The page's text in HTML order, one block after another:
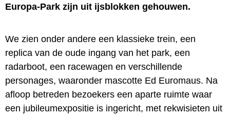
Europa-Park zijn uit ijsblokken gehouwen.
We zien onder andere een klassieke trein, een
replica van de oude ingang van het park, een
radarboot, een racewagen en verschillende
personages, waaronder mascotte Ed Euromaus. Na
afloop betreden bezoekers een aparte ruimte waar
een jubileumexpositie is ingericht, met rekwisieten uit